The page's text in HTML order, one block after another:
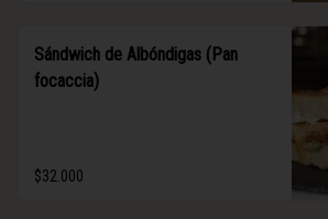
Sándwich de Albóndigas (Pan
focaccia)
$32.000